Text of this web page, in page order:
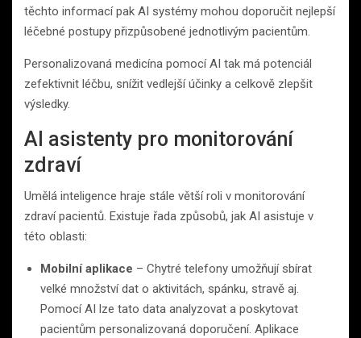
těchto informací pak AI systémy mohou doporučit nejlepší
léčebné postupy přizpůsobené jednotlivým pacientům.
Personalizovaná medicína pomocí AI tak má potenciál
zefektivnit léčbu, snížit vedlejší účinky a celkově zlepšit
výsledky.
AI asistenty pro monitorování
zdraví
Umělá inteligence hraje stále větší roli v monitorování
zdraví pacientů. Existuje řada způsobů, jak AI asistuje v
této oblasti:
Mobilní aplikace – Chytré telefony umožňují sbírat
velké množství dat o aktivitách, spánku, stravě aj.
Pomocí AI lze tato data analyzovat a poskytovat
pacientům personalizovaná doporučení. Aplikace